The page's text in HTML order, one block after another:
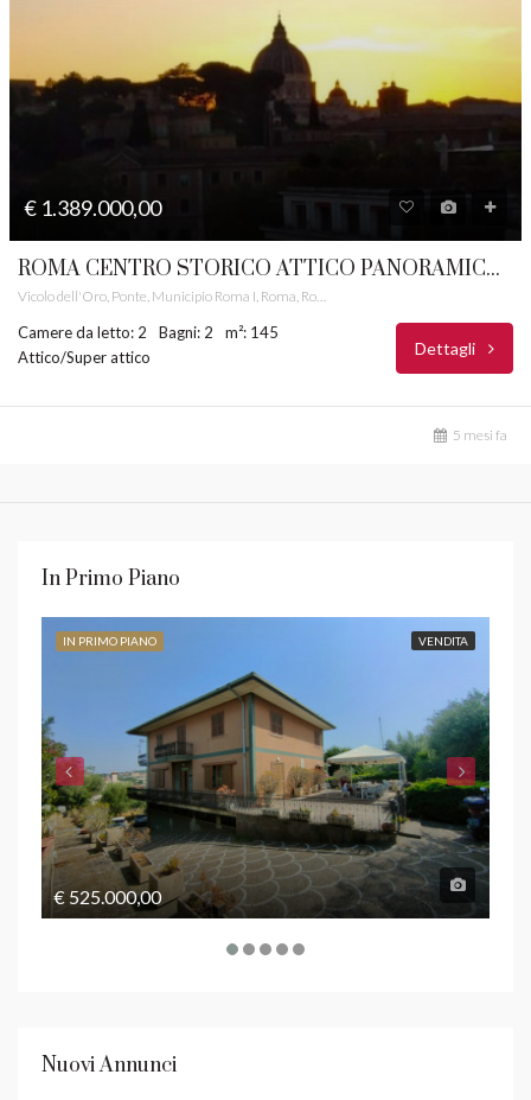
€ 1.389.000,00
ROMA CENTRO STORICO ATTICO PANORAMICO RIF. 71
Vicolo dell'Oro, Ponte, Municipio Roma I, Roma, Roma Capitale, Lazio, 00120, Italia
Camere da letto: 2 Bagni: 2
m²: 145
Attico/Super attico
Dettagli
5 mesi fa
In Primo Piano
IN PRIMO PIANO VENDITA
€ 525.000,00
Nuovi Annunci